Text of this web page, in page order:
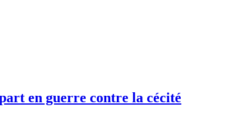
en guerre contre la cécité